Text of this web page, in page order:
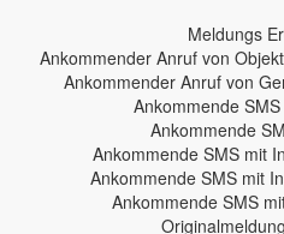
Meldungs
Ankommender Anruf von
Ankommender Anruf von
Ankommende
Ankommende
Ankommende SMS mit
Ankommende SMS mit
Ankommende SMS